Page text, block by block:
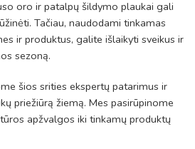
oro ir patalpų šildymo plaukai gali
Tačiau, naudodami tinkamas
ir produktus, galite išlaikyti sveikus ir
sezoną.
šios srities ekspertų patarimus ir
priežiūrą žiemą. Mes pasirūpinome
apžvalgos iki tinkamų produktų